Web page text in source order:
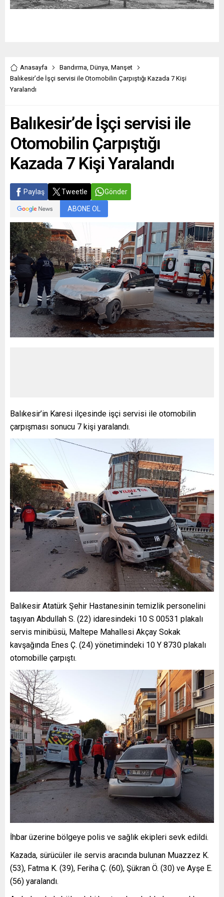
Anasayfa Bandırma, Dünya, Manşet
Balıkesir’de İşçi servisi ile Otomobilin Çarpıştığı Kazada 7 Kişi
Yaralandı
Balıkesir’de İşçi servisi ile
Otomobilin Çarpıştığı
Kazada 7 Kişi Yaralandı
Paylaş Tweetle Gönder
ABONE OL
Balıkesir’in Karesi ilçesinde işçi servisi ile otomobilin
çarpışması sonucu 7 kişi yaralandı.
Balıkesir Atatürk Şehir Hastanesinin temizlik personelini
taşıyan Abdullah S. (22) idaresindeki 10 S 00531 plakalı
servis minibüsü, Maltepe Mahallesi Akçay Sokak
kavşağında Enes Ç. (24) yönetimindeki 10 Y 8730 plakalı
otomobille çarpıştı.
İhbar üzerine bölgeye polis ve sağlık ekipleri sevk edildi.
Kazada, sürücüler ile servis aracında bulunan Muazzez K.
(53), Fatma K. (39), Feriha Ç. (60), Şükran Ö. (30) ve Ayşe E.
(56) yaralandı.